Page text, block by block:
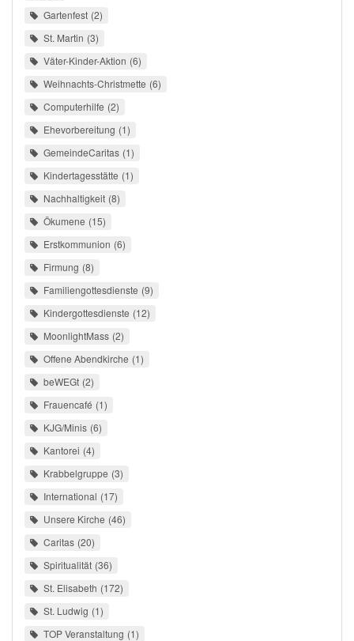
Gartenfest 2
St. Martin 3
Väter-Kinder-Aktion 6
Weihnachts-Christmette 6
Computerhilfe 2
Ehevorbereitung 1
GemeindeCaritas 1
Kindertagesstätte 1
Nachhaltigkeit 8
Ökumene 15
Erstkommunion 6
Firmung 8
Familiengottesdienste 9
Kindergottesdienste 12
MoonlightMass 2
Offene Abendkirche 1
beWEGt 2
Frauencafé 1
KJG/Minis 6
Kantorei 4
Krabbelgruppe 3
International 17
Unsere Kirche 46
Caritas 20
Spiritualität 36
St. Elisabeth 172
St. Ludwig 1
TOP Veranstaltung 1